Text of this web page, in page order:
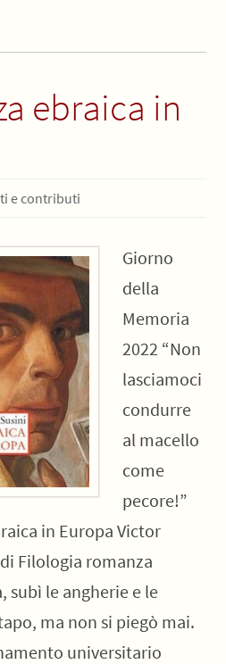
ebraica in
e contributi
Giorno
della
Memoria
2022 “Non
lasciamoci
condurre
al macello
come
pecore!”
in Europa Victor
Filologia romanza
subì le angherie e le
ma non si piegò mai.
universitario